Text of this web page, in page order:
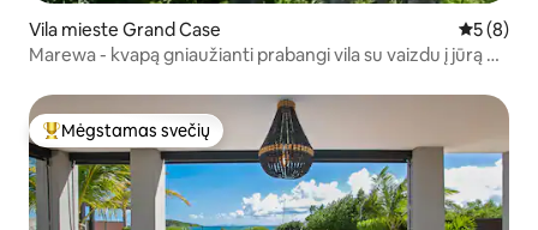
Vila mieste Grand Case Vidutinis
5 (8)
Marewa - kvapą gniaužianti prabangi vila su vaizdu į jūrą 4
Svečių mėgstamiausias
Mėgstamas svečių